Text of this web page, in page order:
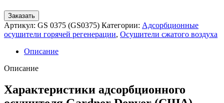
Заказать
Артикул: GS 0375 (GS0375) Категории: Адсорбционные
осушители горячей регенерации, Осушители сжатого воздуха
Описание
Описание
Характеристики адсорбционного